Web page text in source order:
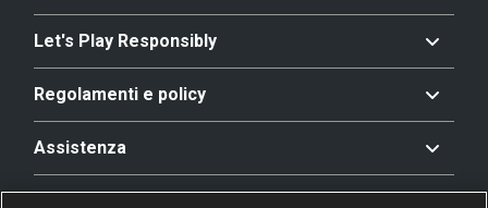
Let's Play Responsibly
Regolamenti e policy
Assistenza